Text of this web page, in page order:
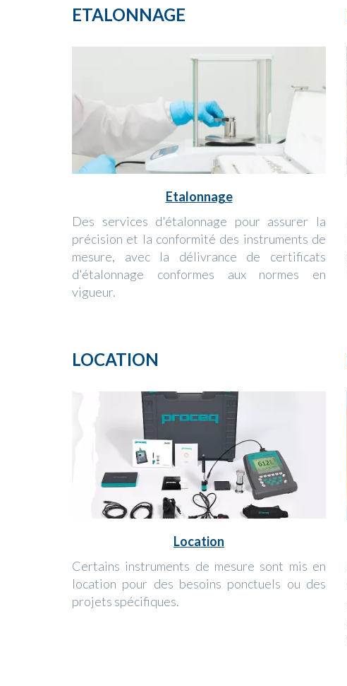
ETALONNAGE
Etalonnage
Des services d'étalonnage pour assurer la
précision et la conformité des instruments de
mesure, avec la délivrance de certificats
d'étalonnage conformes aux normes en
vigueur.
LOCATION
Location
Certains instruments de mesure sont mis en
location pour des besoins ponctuels ou des
projets spécifiques.